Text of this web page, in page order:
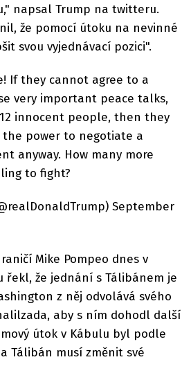
napsal Trump na twitteru.
že pomocí útoku na nevinné
svou vyjednávací pozici".
If they cannot agree to a
very important peace talks,
innocent people, then they
the power to negotiate a
anyway. How many more
to fight?
September
Mike Pompeo dnes v
řekl, že jednání s Tálibánem je
z něj odvolává svého
aby s ním dohodl další
útok v Kábulu byl podle
Tálibán musí změnit své